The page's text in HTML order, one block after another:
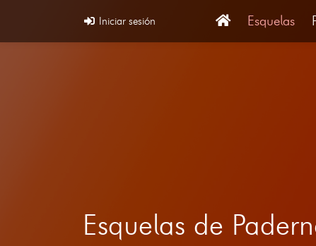
Iniciar sesión Esquelas
Esquelas de